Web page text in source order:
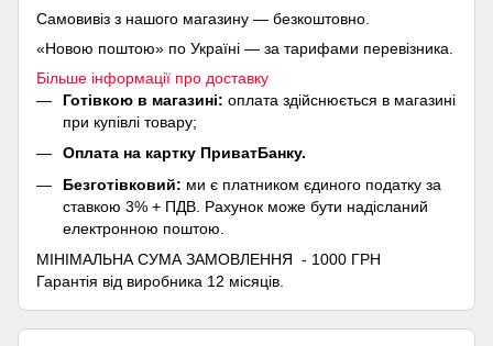
Самовивіз з нашого магазину — безкоштовно.
«Новою поштою» по Україні — за тарифами перевізника.
Більше інформації про доставку
Готівкою в магазині: оплата здійснюється в магазині
при купівлі товару;
Оплата на картку ПриватБанку.
Безготівковий: ми є платником єдиного податку за
ставкою 3% + ПДВ. Рахунок може бути надісланий
електронною поштою.
МІНІМАЛЬНА СУМА ЗАМОВЛЕННЯ - 1000 ГРН
Гарантія від виробника 12 місяців.